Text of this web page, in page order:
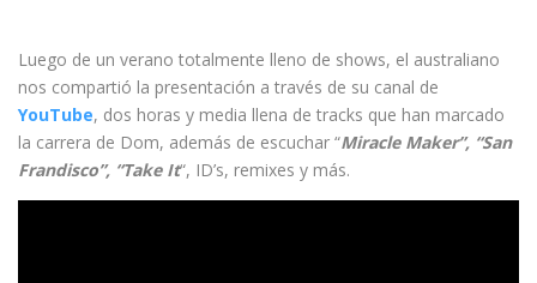
Luego de un verano totalmente lleno de shows, el australiano
nos compartió la presentación a través de su canal de
YouTube, dos horas y media llena de tracks que han marcado
la carrera de Dom, además de escuchar “Miracle Maker”, “San
Frandisco”, “Take It“, ID’s, remixes y más.